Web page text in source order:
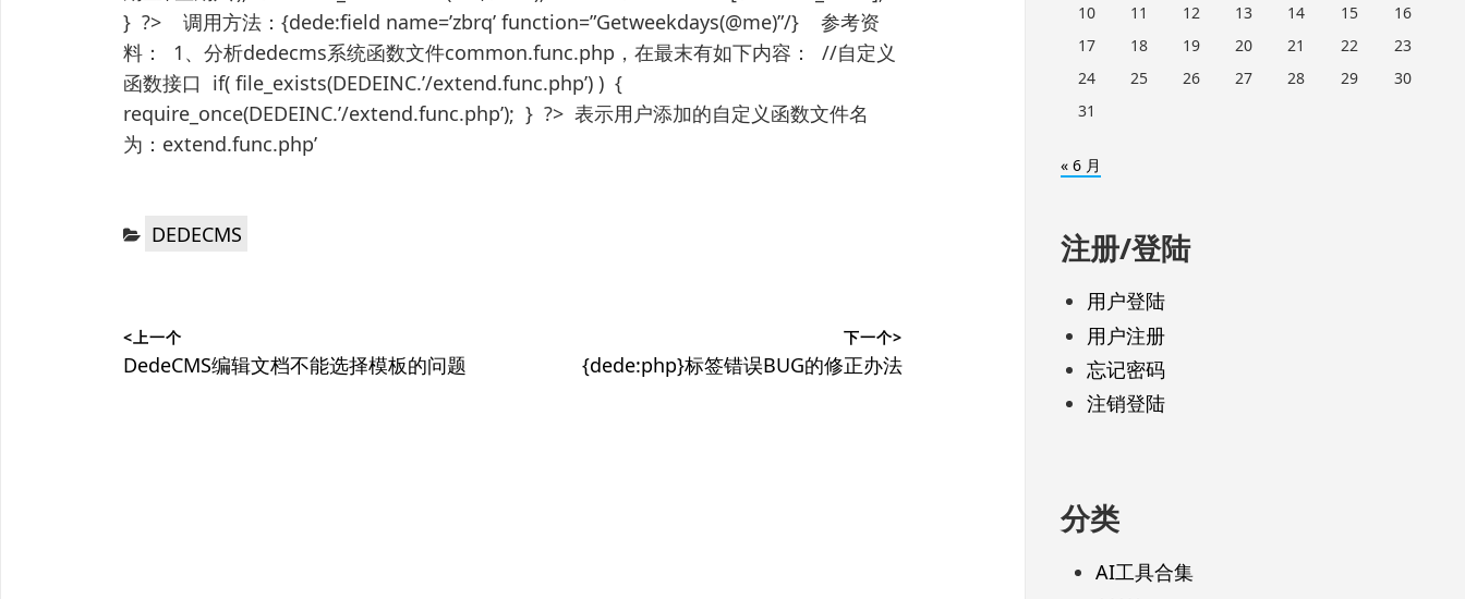
} ?> 调用方法：{dede:field name=’zbrq’ function=”Getweekdays(@me)”/} 参考资
料： 1、分析dedecms系统函数文件common.func.php，在最末有如下内容： //自定义
函数接口 if( file_exists(DEDEINC.’/extend.func.php’) ) {
require_once(DEDEINC.’/extend.func.php’); } ?> 表示用户添加的自定义函数文件名
为：extend.func.php’
分 DEDECMS
章
<上一个
上
DedeCMS编辑文档不能选择模板的问题
下一个>
下
{dede:php}标签错误BUG的修正办法
10
11 12 13 14 15
16
17
18 19 20 21 22
23
24
25 26 27 28 29
30
31
« 6 月
注册/登陆
用户登陆
用户注册
忘记密码
注销登陆
分类
AI工具合集